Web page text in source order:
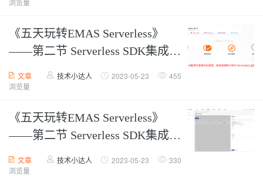
浏览量
《五天玩转EMAS Serverless》
——第二节 Serverless SDK集成与
使用【中】
文章 技术小达人 2023-05-23
455
浏览量
《五天玩转EMAS Serverless》
——第二节 Serverless SDK集成与
使用【下】
文章 技术小达人 2023-05-23
330
浏览量